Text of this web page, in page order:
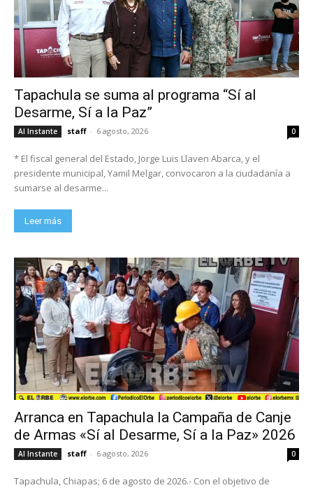
Tapachula se suma al programa “Sí al
Desarme, Sí a la Paz”
Al Instante staff - 6 agosto, 2026 0
* El fiscal general del Estado, Jorge Luis Llaven Abarca, y el
presidente municipal, Yamil Melgar, convocaron a la ciudadanía a
sumarse al desarme...
Leer más
Arranca en Tapachula la Campaña de Canje
de Armas «Sí al Desarme, Sí a la Paz» 2026
Al Instante staff - 6 agosto, 2026 0
Tapachula, Chiapas; 6 de agosto de 2026.- Con el objetivo de